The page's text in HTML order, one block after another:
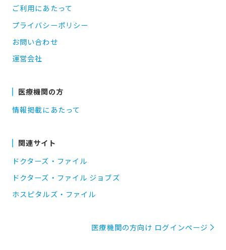
ご利用にあたって
プライバシーポリシー
お問い合わせ
運営会社
医療機関の方
情報掲載にあたって
関連サイト
ドクターズ・ファイル
ドクターズ・ファイル ジョブズ
ホスピタルズ・ファイル
医療機関の方向け ログインページ